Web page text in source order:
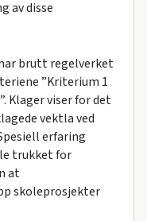
av disse
brutt regelverket
”Kriterium 1
Klager viser for det
vektla ved
erfaring
trukket for
at
skoleprosjekter